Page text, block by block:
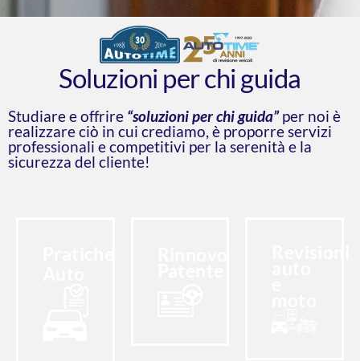
Soluzioni per chi guida
Studiare e offrire “soluzioni per chi guida”per noi è
realizzare ciò in cui crediamo, è proporre servizi
professionali e competitivi per la serenità e la
sicurezza del cliente!